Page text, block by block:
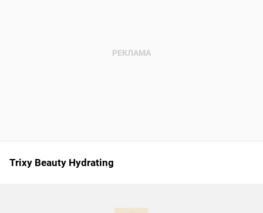
Trixy Beauty Hydrating